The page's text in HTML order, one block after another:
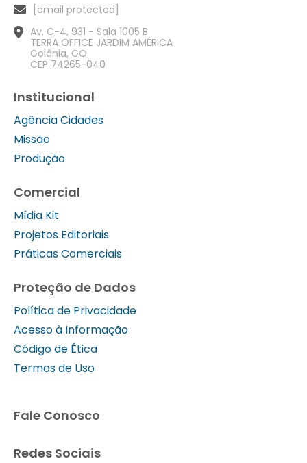
[email protected]
Av. C-4, 931 - Sala 1005 B
TERRA OFFICE JARDIM AMÉRICA
Goiânia, GO
CEP 74265-040
Institucional
Agência Cidades
Missão
Produção
Comercial
Mídia Kit
Projetos Editoriais
Práticas Comerciais
Proteção de Dados
Política de Privacidade
Acesso à Informação
Código de Ética
Termos de Uso
Fale Conosco
Redes Sociais